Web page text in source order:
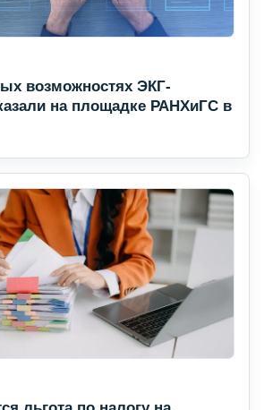
возможностях ЭКГ-
на площадке РАНХиГС в